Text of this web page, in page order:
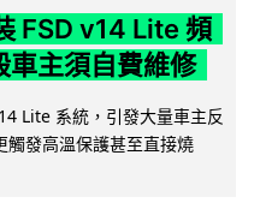
FSD v14 Lite 頻
車主須自費維修
Lite 系統，引發大量車主反
觸發高溫保護甚至直接燒